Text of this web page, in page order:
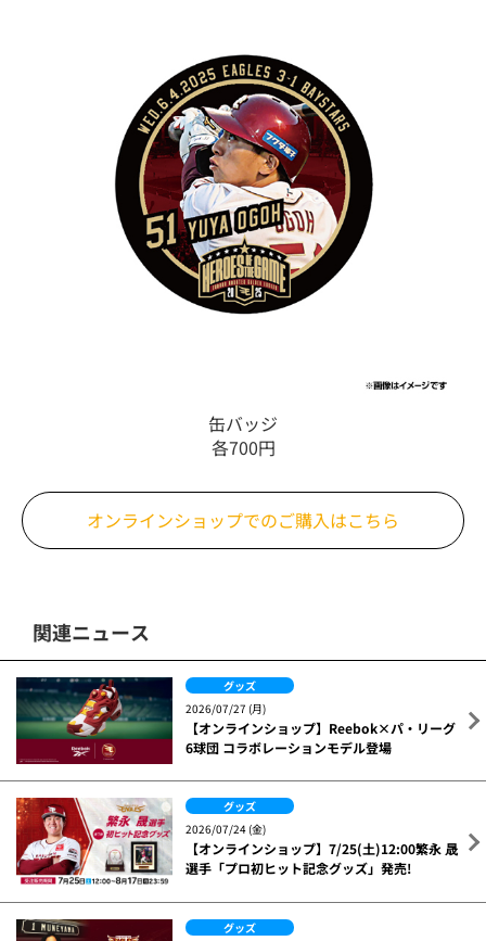
缶バッジ
各700円
オンラインショップでのご購入はこちら
関連ニュース
グッズ
2026/07/27 (月)
【オンラインショップ】Reebok×パ・リーグ
6球団 コラボレーションモデル登場
グッズ
2026/07/24 (金)
【オンラインショップ】7/25(土)12:00繁永 晟
選手「プロ初ヒット記念グッズ」発売!
グッズ